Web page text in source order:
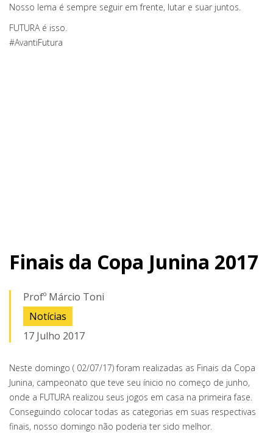
Nosso lema é sempre seguir em frente, lutar e suar juntos.
FUTURA é isso.
#AvantiFutura
Finais da Copa Junina 2017
Profº Márcio Toni
Notícias
17 Julho 2017
Neste domingo ( 02/07/17) foram realizadas as Finais da Copa
Junina, campeonato que teve seu ínicio no começo de junho,
onde a FUTURA realizou seus jogos em casa na primeira fase.
Conseguindo colocar todas as categorias em suas respectivas
finais, nosso domingo não poderia ter sido melhor.